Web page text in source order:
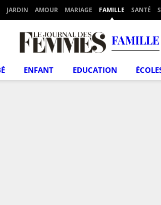
JARDIN AMOUR MARIAGE FAMILLE SANTÉ
FAMILLE
ENFANT EDUCATION